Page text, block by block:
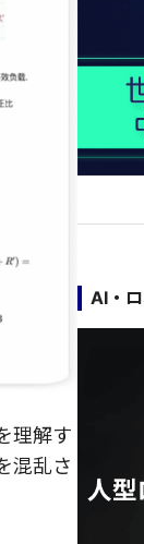
理解す
混乱さ
AI・